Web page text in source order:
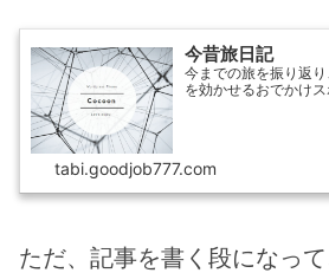
今昔旅日記
今までの旅を振り返
を効かせるおでかけス
tabi.goodjob777.com
ただ、記事を書く段になっ